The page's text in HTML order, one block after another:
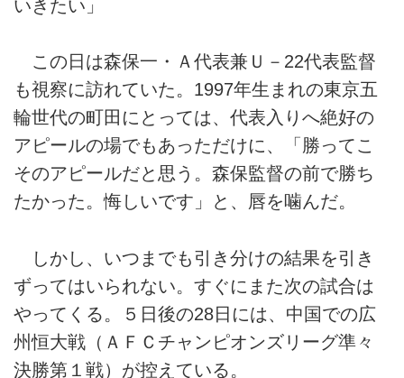
いきたい」
この日は森保一・Ａ代表兼Ｕ－22代表監督
も視察に訪れていた。1997年生まれの東京五
輪世代の町田にとっては、代表入りへ絶好の
アピールの場でもあっただけに、「勝ってこ
そのアピールだと思う。森保監督の前で勝ち
たかった。悔しいです」と、唇を噛んだ。
しかし、いつまでも引き分けの結果を引き
ずってはいられない。すぐにまた次の試合は
やってくる。５日後の28日には、中国での広
州恒大戦（ＡＦＣチャンピオンズリーグ準々
決勝第１戦）が控えている。